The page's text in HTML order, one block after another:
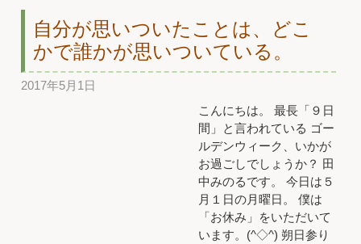
自分が思いついたことは、どこ
かで誰かが思いついている。
2017年5月1日
こんにちは。 最長「９日
間」と言われている ゴー
ルデンウィーク、いかが
お過ごしでしょうか？ 田
中みのるです。 今日は５
月１日の月曜日。 僕は
「お休み」をいただいて
います。(^◇^) 朔日参り